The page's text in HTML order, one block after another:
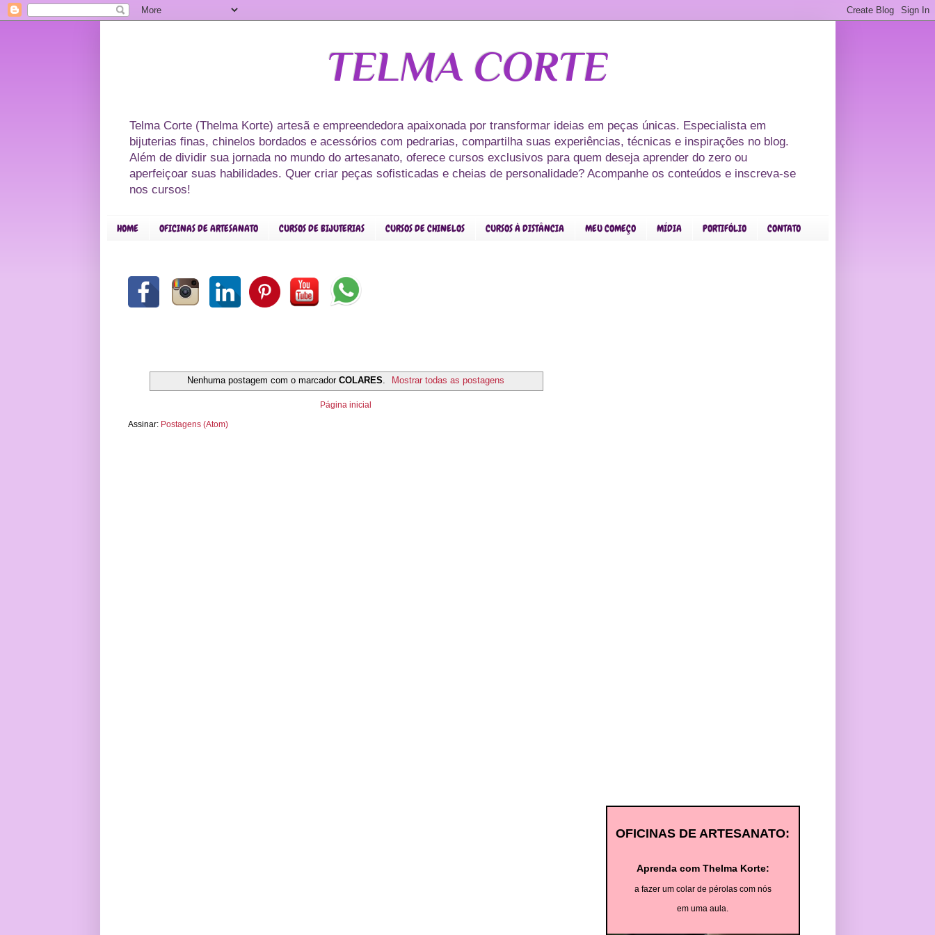
TELMA CORTE
Telma Corte (Thelma Korte) artesã e empreendedora apaixonada por transformar ideias em peças únicas. Especialista em
bijuterias finas, chinelos bordados e acessórios com pedrarias, compartilha suas experiências, técnicas e inspirações no blog.
Além de dividir sua jornada no mundo do artesanato, oferece cursos exclusivos para quem deseja aprender do zero ou
aperfeiçoar suas habilidades. Quer criar peças sofisticadas e cheias de personalidade? Acompanhe os conteúdos e inscreva-se
nos cursos!
HOME OFICINAS DE ARTESANATO CURSOS DE BIJUTERIAS CURSOS DE CHINELOS CURSOS À DISTÂNCIA MEU COMEÇO MÍDIA PORTIFÓLIO CONTATO
Nenhuma postagem com o marcador COLARES. Mostrar todas as postagens
Página inicial
Assinar: Postagens (Atom)
OFICINAS DE ARTESANATO:
Aprenda com Thelma Korte:
a fazer um colar de pérolas com nós
em uma aula.